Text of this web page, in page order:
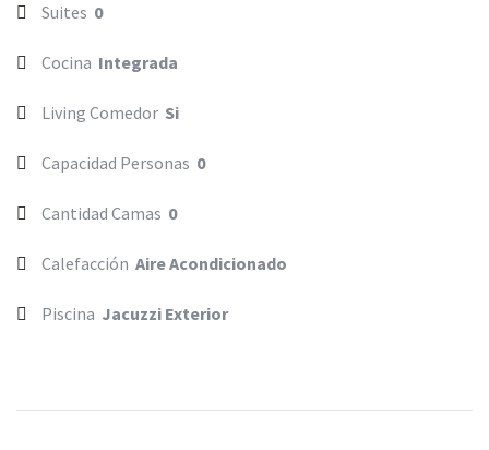
Suites 0
Cocina Integrada
Living Comedor Si
Capacidad Personas 0
Cantidad Camas 0
Calefacción Aire Acondicionado
Piscina Jacuzzi Exterior